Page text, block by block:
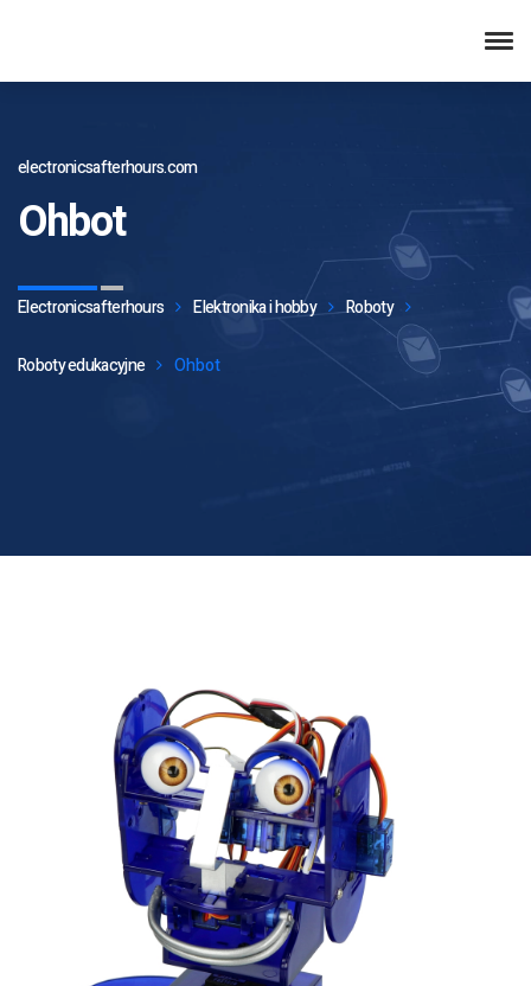
electronicsafterhours.com
Ohbot
Electronicsafterhours Elektronika i hobby Roboty
Roboty edukacyjne Ohbot